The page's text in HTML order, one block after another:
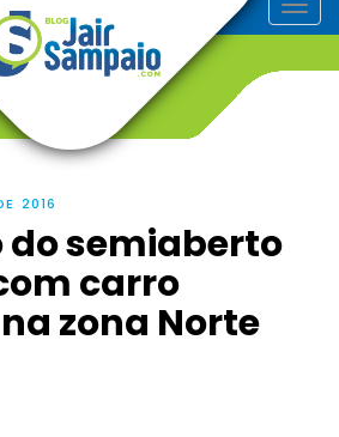
T
o
2016
do semiaberto
carro
zona Norte